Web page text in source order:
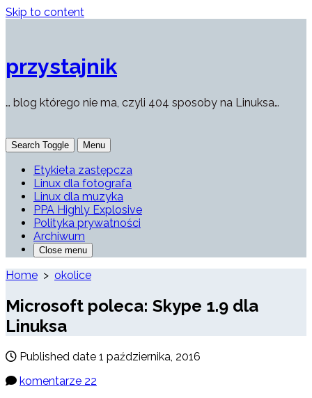
Skip to content
przystajnik
… blog którego nie ma, czyli 404 sposoby na Linuksa…
Search Toggle Menu
Etykieta zastępcza
Linux dla fotografa
Linux dla muzyka
PPA Highly Explosive
Polityka prywatności
Archiwum
Close menu
Home > okolice
Microsoft poleca: Skype 1.9 dla
Linuksa
Published date 1 października, 2016
komentarze 22